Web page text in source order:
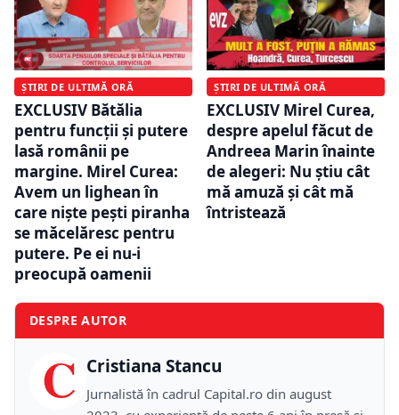
ȘTIRI DE ULTIMĂ ORĂ
EXCLUSIV Bătălia
pentru funcții și putere
lasă românii pe
margine. Mirel Curea:
Avem un lighean în
care niște pești piranha
se măcelăresc pentru
putere. Pe ei nu-i
preocupă oamenii
ȘTIRI DE ULTIMĂ ORĂ
EXCLUSIV Mirel Curea,
despre apelul făcut de
Andreea Marin înainte
de alegeri: Nu știu cât
mă amuză și cât mă
întristează
DESPRE AUTOR
C Cristiana Stancu
Jurnalistă în cadrul Capital.ro din august